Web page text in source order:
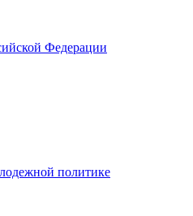
Федерации
политике